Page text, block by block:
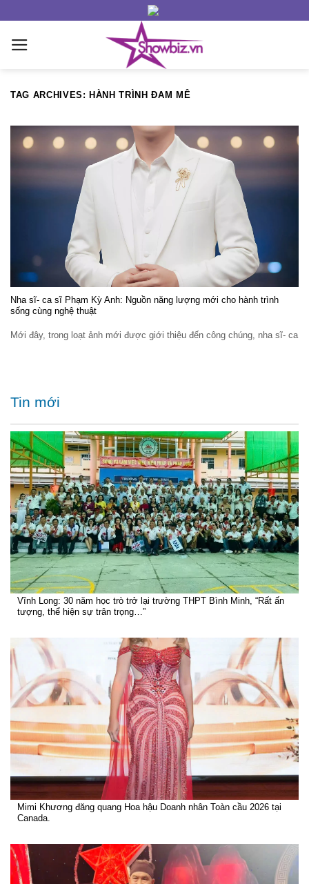
content
TAG ARCHIVES: HÀNH TRÌNH ĐAM MÊ
Nha sĩ- ca sĩ Phạm Kỳ Anh: Nguồn năng lượng mới cho hành trình
sống cùng nghệ thuật
Mới đây, trong loạt ảnh mới được giới thiệu đến công chúng, nha sĩ- ca
Tin mới
Vĩnh Long: 30 năm học trò trở lại trường THPT Bình Minh, “Rất ấn
tượng, thể hiện sự trân trọng…”
Mimi Khương đăng quang Hoa hậu Doanh nhân Toàn cầu 2026 tại
Canada.